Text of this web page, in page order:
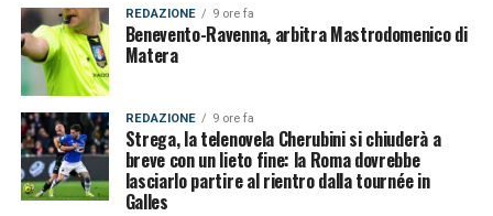
REDAZIONE 9 ore fa
Benevento-Ravenna, arbitra Mastrodomenico di
Matera
REDAZIONE 9 ore fa
Strega, la telenovela Cherubini si chiuderà a
breve con un lieto fine: la Roma dovrebbe
lasciarlo partire al rientro dalla tournée in
Galles